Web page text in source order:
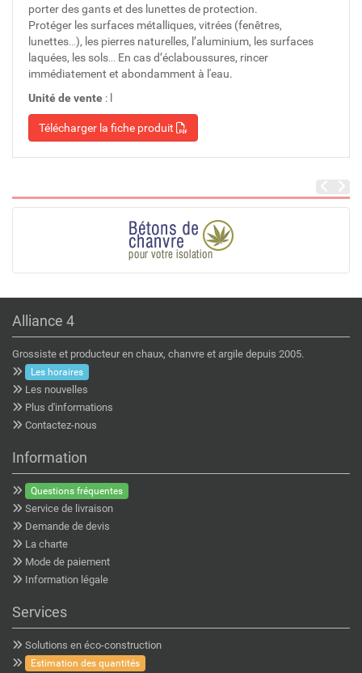
porter des gants et des lunettes de protection.
Protéger les surfaces métalliques, vitrées (fenêtres,
lunettes…), les pierres naturelles, l’aluminium, les surfaces
laquées, les sols… En cas d’éclaboussures, rincer
immédiatement et abondamment à l'eau.
Unité de vente : l
Télécharger la fiche produit
Alliance 4
Grossiste et producteur en chaux, chanvre et argile depuis 2005.
Les horaires
Les nouvelles
Plus d'informations
Contactez-nous
Information
Questions fréquentes
Service de livraison
Demande de devis
La charte
Mode de paiement
Information légale
Services
Solutions en éco-construction
Estimation des quantités